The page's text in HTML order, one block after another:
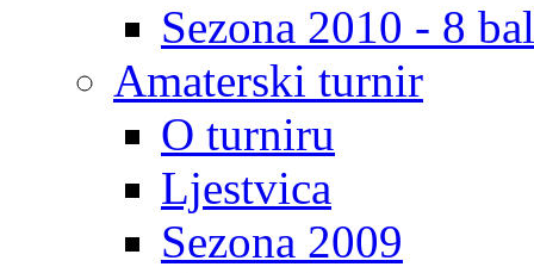
Sezona 2010 - 8
Amaterski turnir
O turniru
Ljestvica
Sezona 2009